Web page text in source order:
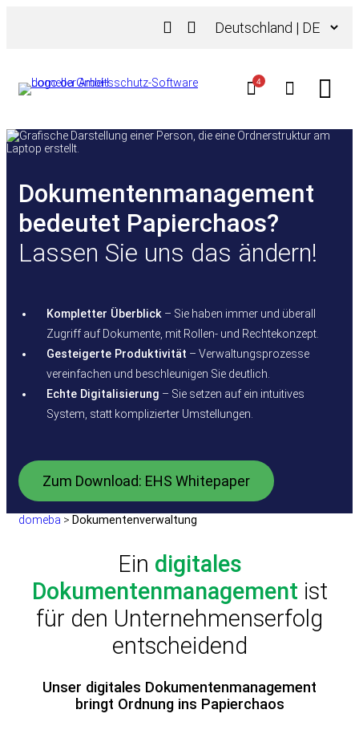
auswählen
4
Dokumentenmanagement
bedeutet Papierchaos?
Lassen Sie uns das ändern!
Kompletter Überblick – Sie haben immer und überall
Zugriff auf Dokumente, mit Rollen- und Rechtekonzept.
Gesteigerte Produktivität – Verwaltungsprozesse
vereinfachen und beschleunigen Sie deutlich.
Echte Digitalisierung – Sie setzen auf ein intuitives
System, statt komplizierter Umstellungen.
Zum Download: EHS Whitepaper
domeba > Dokumentenverwaltung
Ein digitales
Dokumentenmanagement ist
für den Unternehmenserfolg
entscheidend
Unser digitales Dokumentenmanagement
bringt Ordnung ins Papierchaos